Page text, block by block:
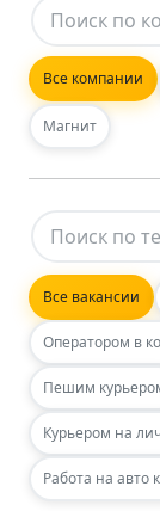
Все компании
Магнит
Все вакансии
Оператором в
Пешим
Курьером на
Работа на авто